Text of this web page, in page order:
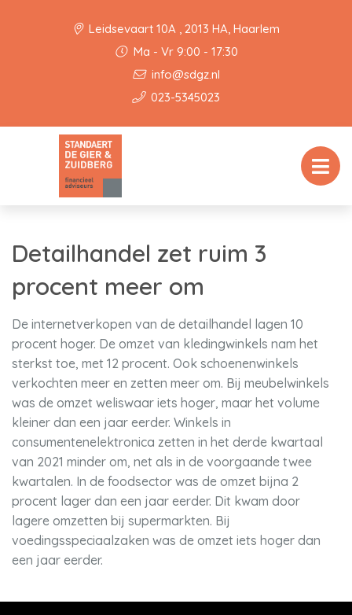
Leidsevaart 10A , 2013 HA, Haarlem
Ma - Vr 9:00 - 17:30
info@sdgz.nl
023-5345023
Detailhandel zet ruim 3
procent meer om
De internetverkopen van de detailhandel lagen 10
procent hoger. De omzet van kledingwinkels nam het
sterkst toe, met 12 procent. Ook schoenenwinkels
verkochten meer en zetten meer om. Bij meubelwinkels
was de omzet weliswaar iets hoger, maar het volume
kleiner dan een jaar eerder. Winkels in
consumentenelektronica zetten in het derde kwartaal
van 2021 minder om, net als in de voorgaande twee
kwartalen. In de foodsector was de omzet bijna 2
procent lager dan een jaar eerder. Dit kwam door
lagere omzetten bij supermarkten. Bij
voedingsspeciaalzaken was de omzet iets hoger dan
een jaar eerder.